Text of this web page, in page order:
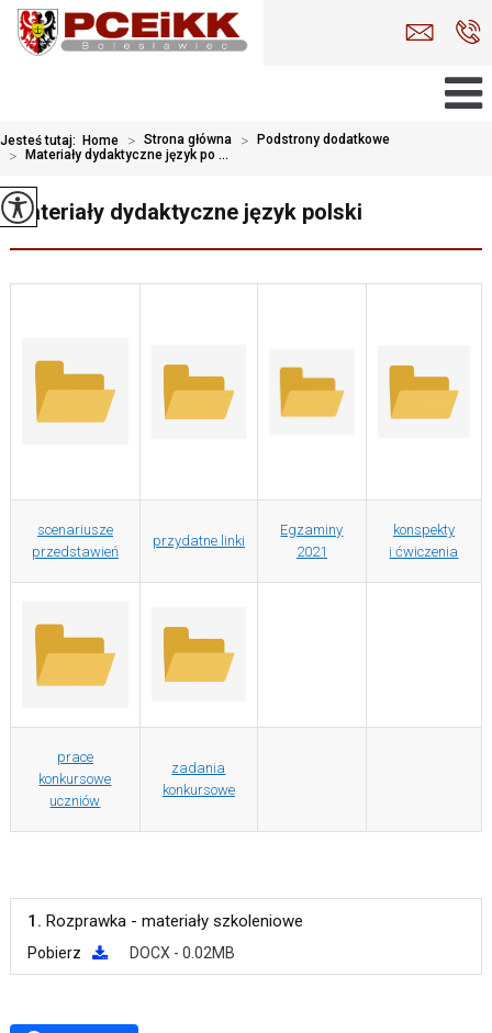
Jesteś tutaj: Home > Strona główna > Podstrony dodatkowe
> Materiały dydaktyczne język po ...
Materiały dydaktyczne język polski
scenariusze
przedstawień
przydatne linki
Egzaminy
2021
konspekty
i ćwiczenia
prace
konkursowe
uczniów
zadania
konkursowe
1. Rozprawka - materiały szkoleniowe
Pobierz DOCX - 0.02MB